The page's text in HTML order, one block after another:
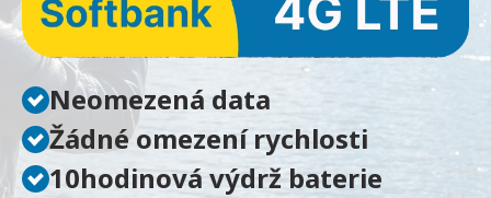
Neomezená data
Žádné omezení rychlosti
10hodinová výdrž baterie